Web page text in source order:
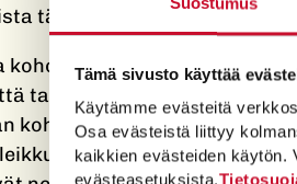
Tämä sivusto käyttää
Käytämme evästeitä
Osa evästeistä liittyy
kaikkien evästeiden käytön.
evästeasetuksista.
täyte. Vatkaa
kohonnut taikina
tasaisesti taikinalevyn
kohti yläreunaa. Taikinasta
tai terävällä